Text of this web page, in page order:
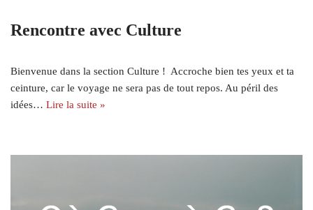
Rencontre avec Culture
Bienvenue dans la section Culture ! Accroche bien tes yeux et ta
ceinture, car le voyage ne sera pas de tout repos. Au péril des
idées… Lire la suite »